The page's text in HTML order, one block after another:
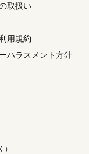
取扱い
用規約
ハラスメント方針